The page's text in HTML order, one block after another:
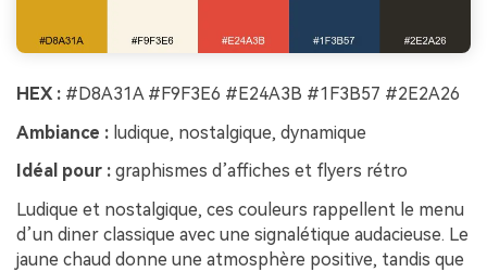
HEX : #D8A31A #F9F3E6 #E24A3B #1F3B57 #2E2A26
Ambiance : ludique, nostalgique, dynamique
Idéal pour : graphismes d’affiches et flyers rétro
Ludique et nostalgique, ces couleurs rappellent le menu
d’un diner classique avec une signalétique audacieuse. Le
jaune chaud donne une atmosphère positive, tandis que